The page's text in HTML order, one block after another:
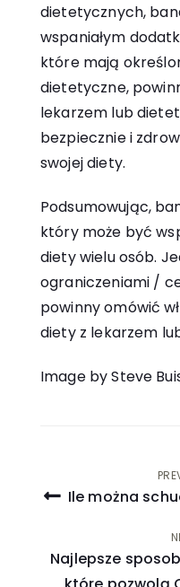
dietetycznych,
wspaniałym
które mają
dietetyczne,
lekarzem lub
bezpiecznie i
swojej diety.
Podsumowując,
który może być
diety wielu osób.
ograniczeniami /
powinny omówić
diety z lekarzem
Image by Steve
Ile można
Najlepsze